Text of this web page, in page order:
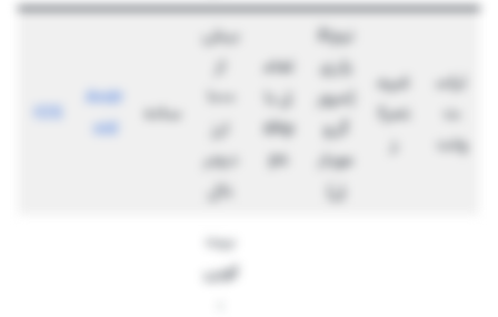
تراس
ت
ولت
غیرم
تمرک
نرم‌اف
زاری
(مرور
گر و
موبای
ل)
تعام
ل با
dAp
ps
بیش
از
۱۰۰۰
ارز
دیجی
تال
ساده
Andr
oid
IOS
بیت
کوین